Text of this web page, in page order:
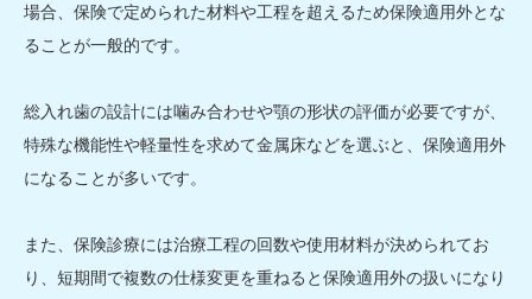
場合、保険で定められた材料や工程を超えるため保険適用外とな
ることが一般的です。
総入れ歯の設計には噛み合わせや顎の形状の評価が必要ですが、
特殊な機能性や軽量性を求めて金属床などを選ぶと、保険適用外
になることが多いです。
また、保険診療には治療工程の回数や使用材料が決められてお
り、短期間で複数の仕様変更を重ねると保険適用外の扱いになり